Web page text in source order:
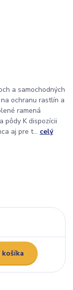
a samochodných
ochranu rastlín a
ramená
pôdy K dispozícii
aj pre t... celý